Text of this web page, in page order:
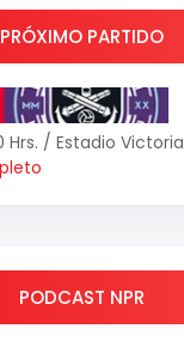
PRÓXIMO PARTIDO
Hrs. / Estadio Victoria
PODCAST NPR